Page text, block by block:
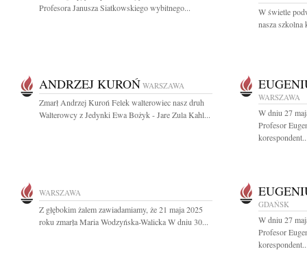
Profesora Janusza Siatkowskiego wybitnego...
W świetle
nasza szkolna
ANDRZEJ KUROŃ WARSZAWA
Zmarł Andrzej Kuroń Felek walterowiec nasz druh
Walterowcy z Jedynki Ewa Bożyk - Jare Zula Kahl...
WARSZAWA
W dniu 27
Profesor
WARSZAWA
Z głębokim żalem zawiadamiamy, że 21 maja 2025
roku zmarła Maria Wodzyńska-Walicka W dniu 30...
GDAŃSK
W dniu 27
Profesor